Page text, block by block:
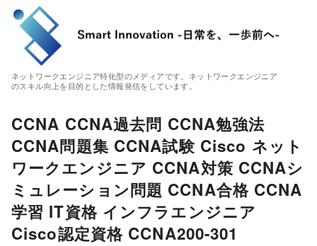
ネットワークエンジニア特化型のメディアです。ネットワークエンジニア
のスキル向上を目的とした情報発信をしています。
CCNA CCNA過去問 CCNA勉強法
CCNA問題集 CCNA試験 Cisco ネット
ワークエンジニア CCNA対策 CCNAシ
ミュレーション問題 CCNA合格 CCNA
学習 IT資格 インフラエンジニア
Cisco認定資格 CCNA200-301